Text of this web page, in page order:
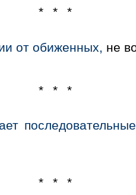
* * *
от обиженных, не
* * *
* * *